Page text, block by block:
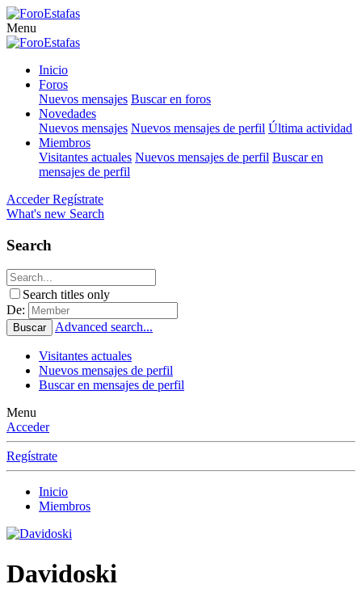
Menu
Inicio
Foros
Nuevos mensajes Buscar en foros
Novedades
Nuevos mensajes Nuevos mensajes de perfil Última actividad
Miembros
Visitantes actuales Nuevos mensajes de perfil Buscar en
mensajes de perfil
Acceder Regístrate
What's new Search
Search
Search titles only
De:
Buscar Advanced search...
Visitantes actuales
Nuevos mensajes de perfil
Buscar en mensajes de perfil
Menu
Acceder
Regístrate
Inicio
Miembros
Davidoski